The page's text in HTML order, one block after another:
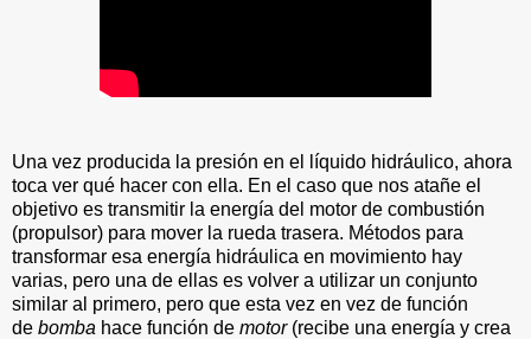
Una vez producida la presión en el líquido hidráulico, ahora
toca ver qué hacer con ella. En el caso que nos atañe el
objetivo es transmitir la energía del motor de combustión
(propulsor) para mover la rueda trasera. Métodos para
transformar esa energía hidráulica en movimiento hay
varias, pero una de ellas es volver a utilizar un conjunto
similar al primero, pero que esta vez en vez de función
de bomba hace función de motor(recibe una energía y crea